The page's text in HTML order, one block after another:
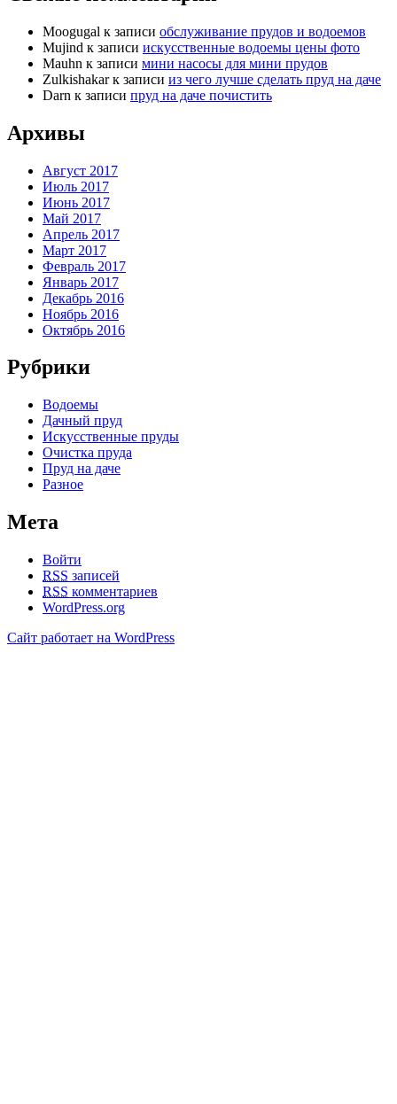
Moogugal к записи обслуживание прудов и водоемов
Mujind к записи искусственные водоемы цены фото
Mauhn к записи мини насосы для мини прудов
Zulkishakarк записи из чего лучше сделать пруд на даче
Darn к записи пруд на даче почистить
Архивы
Август 2017
Июль 2017
Июнь 2017
Май 2017
Апрель 2017
Март 2017
Февраль 2017
Январь 2017
Декабрь 2016
Ноябрь 2016
Октябрь 2016
Рубрики
Водоемы
Дачный пруд
Искусственные пруды
Очистка пруда
Пруд на даче
Разное
Мета
Войти
RSS записей
RSS комментариев
WordPress.org
Сайт работает на WordPress